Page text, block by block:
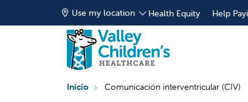
Use my location Health Equity Help
Inicio Comunicación interventricular (CIV)